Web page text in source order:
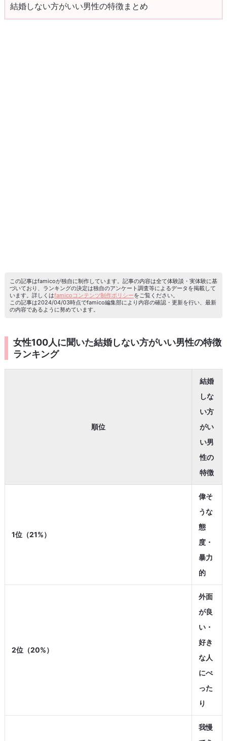
結婚しない方がいい男性の特徴まとめ
この記事はfamicoが独自に制作しています。記事の内容は全て体験談・実体験に基
づいており、ランキングの決定は独自のアンケート調査等によるデータを掲載して
います。詳しくはfamicoコンテンツ制作ポリシーをご覧ください。
この記事は2024/04/03時点でfamico編集部により内容の確認・更新を行い、最新
の内容であるように努めています。
女性100人に聞いた結婚しない方がいい男性の特徴
ランキング
順位
結婚
しな
い方
がい
い男
性の
特徴
1位（21%）
偉そ
うな
態
度・
暴力
的
2位（20%）
外面
が良
い・
好き
な人
にべ
った
り
我慢